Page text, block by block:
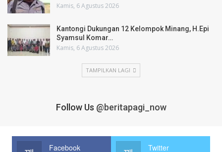
Kamis, 6 Agustus 2026
Kantongi Dukungan 12 Kelompok Minang, H.Epi
Syamsul Komar…
Kamis, 6 Agustus 2026
TAMPILKAN LAGI
Follow Us @beritapagi_now
Facebook Twitter